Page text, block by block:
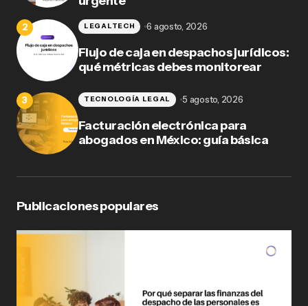
Flujo de caja en despachos jurídicos:
qué métricas debes monitorear
LEGALTECH 6 agosto, 2026
Facturación electrónica para
abogados en México: guía básica
TECNOLOGÍA LEGAL 5 agosto, 2026
Publicaciones populares